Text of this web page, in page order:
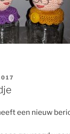
een nieuw